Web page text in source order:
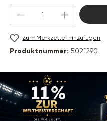
Produkt Anzahl:
Zum Merkzettel hinzufügen
Produktnummer: 5021290